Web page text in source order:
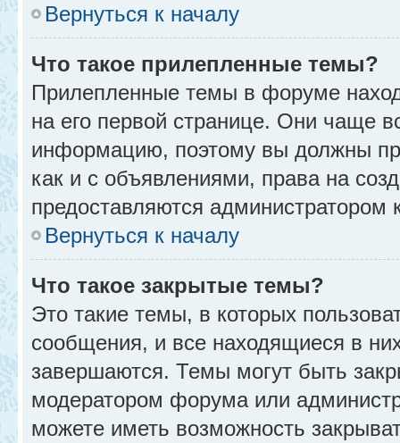
Вернуться к началу
Что такое прилепленные темы?
Прилепленные темы в форуме
на его первой странице. Они чаще
информацию, поэтому вы должны
как и с объявлениями, права на
предоставляются администратором
Вернуться к началу
Что такое закрытые темы?
Это такие темы, в которых
сообщения, и все находящиеся в
завершаются. Темы могут быть
модератором форума или
можете иметь возможность